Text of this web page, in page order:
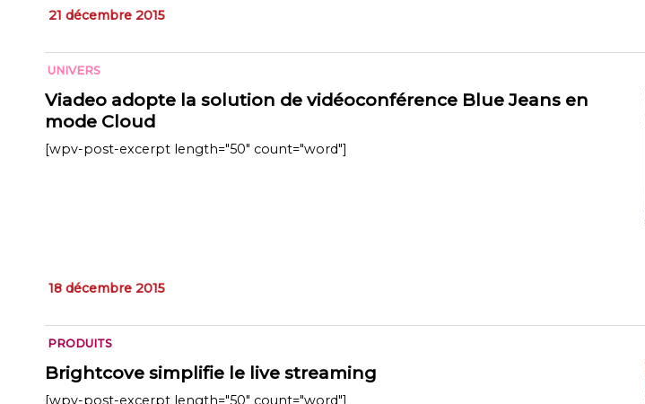
21 décembre 2015
UNIVERS
Viadeo adopte la solution de vidéoconférence Blue Jeans en
mode Cloud
[wpv-post-excerpt length="50" count="word"]
18 décembre 2015
PRODUITS
Brightcove simplifie le live streaming
[wpv-post-excerpt length="50" count="word"]